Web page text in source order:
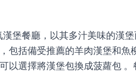
堡餐廳，以其多汁美味的漢
包括備受推薦的羊肉漢堡和
以選擇將漢堡包換成菠蘿包